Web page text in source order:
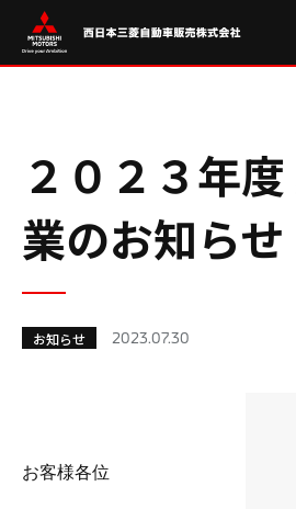
２０２３年
業のお知らせ
お知らせ 2023.07.30
お客様各位